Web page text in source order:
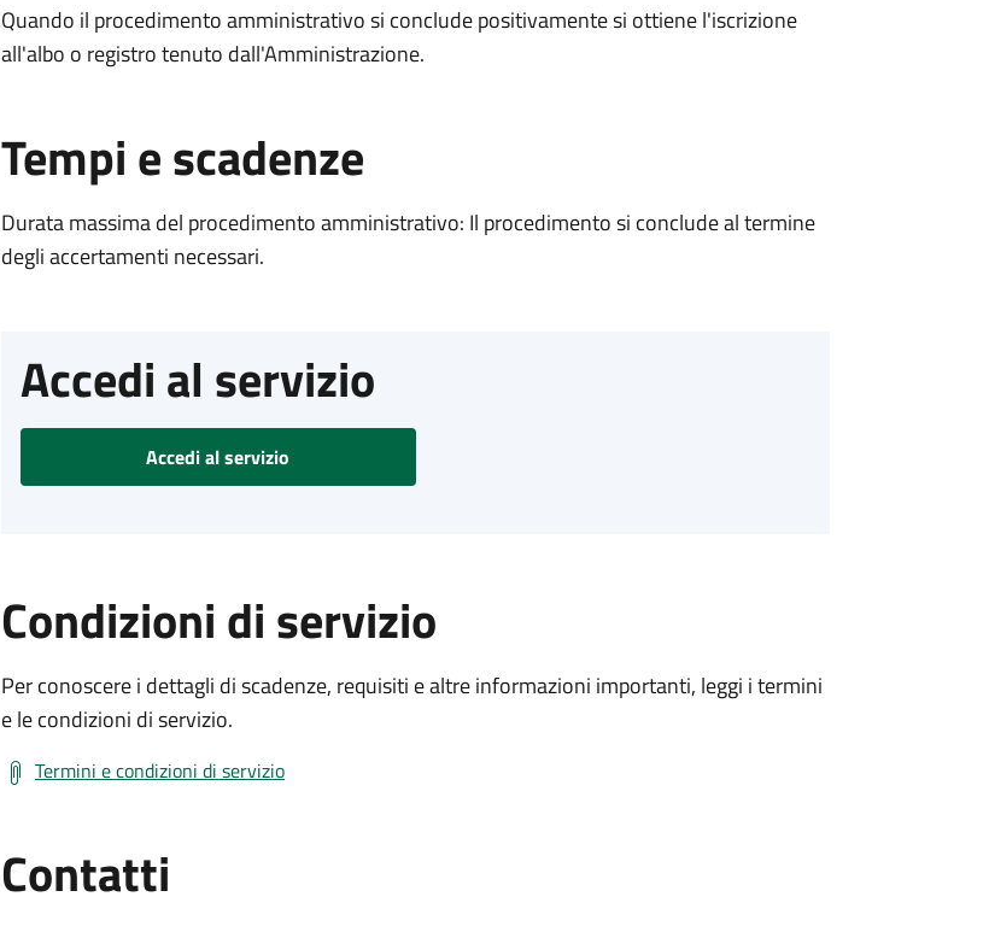
Quando il procedimento amministrativo si conclude positivamente si ottiene l'iscrizione
all'albo o registro tenuto dall'Amministrazione.
Tempi e scadenze
Durata massima del procedimento amministrativo: Il procedimento si conclude al termine
degli accertamenti necessari.
Accedi al servizio
Accedi al servizio
Condizioni di servizio
Per conoscere i dettagli di scadenze, requisiti e altre informazioni importanti, leggi i termini
e le condizioni di servizio.
Termini e condizioni di servizio
Contatti